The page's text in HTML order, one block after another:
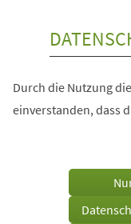
Durch die Nutzung
einverstanden, dass